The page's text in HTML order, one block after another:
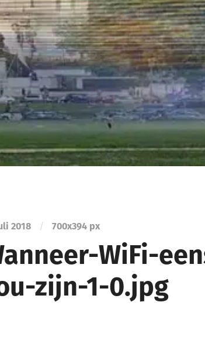
2018 / 700x394 px
WiFi-
zijn-1-0.jpg